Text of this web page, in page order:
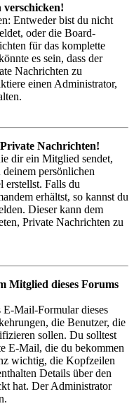
Entweder bist du nicht
oder die Board-
für das komplette
es sein, dass der
Nachrichten zu
einen Administrator,
Nachrichten!
dir ein Mitglied sendet,
persönlichen
erstellst. Falls du
erhältst, so kannst du
Dieser kann dem
Private Nachrichten zu
Mitglied dieses Forums
E-Mail-Formular dieses
die Benutzer, die
sollen. Du solltest
E-Mail, die du bekommen
wichtig, die Kopfzeilen
Details über den
hat. Der Administrator